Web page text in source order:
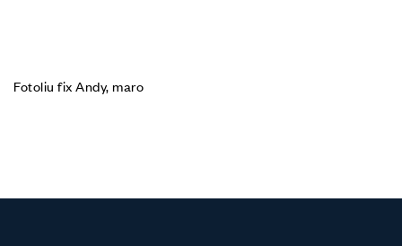
Fotoliu fix Andy, maro